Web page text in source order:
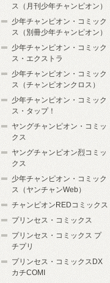
ス（月刊少年チャンピオン）
少年チャンピオン・コミック
ス（別冊少年チャンピオン）
少年チャンピオン・コミック
ス・エクストラ
少年チャンピオン・コミック
ス（チャンピオンクロス）
少年チャンピオン・コミック
ス・タップ！
ヤングチャンピオン・コミッ
クス
ヤングチャンピオン烈コミッ
クス
少年チャンピオン・コミック
ス（ヤンチャンWeb）
チャンピオンREDコミックス
プリンセス・コミックス
プリンセス・コミックス プ
チプリ
プリンセス・コミックスDX
カチCOMI